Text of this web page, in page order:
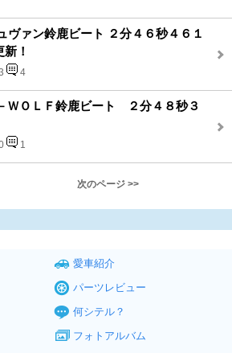
ヴァン鈴鹿ビート ２分４６秒４６１
！
4
ＷＯＬＦ鈴鹿ビート ２分４８秒３
1
次のページ >>
愛車紹介
パーツレビュー
何シテル？
フォトアルバム